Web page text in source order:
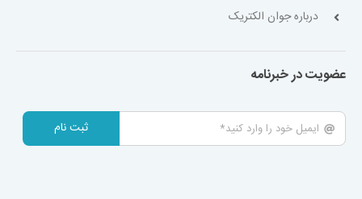
درباره جوان الکتریک
عضویت در خبرنامه
ثبت نام